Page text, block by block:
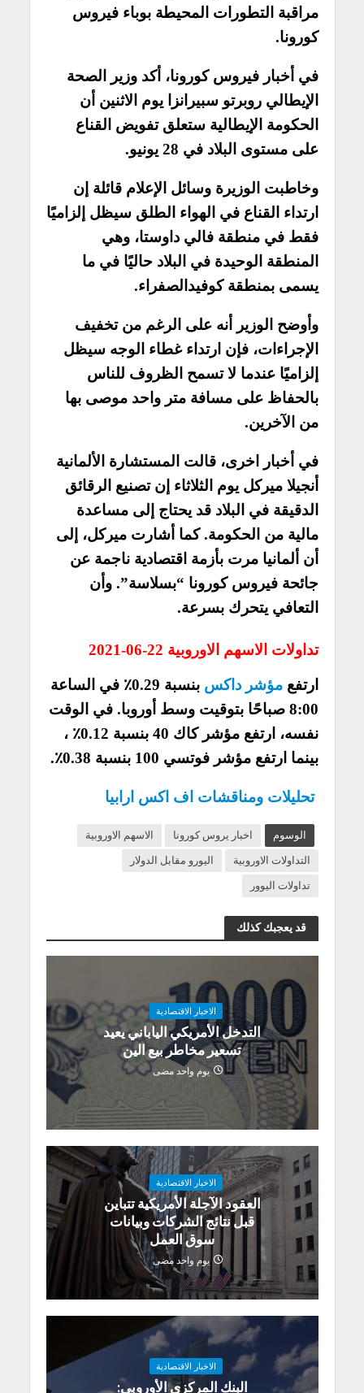
مراقبة التطورات المحيطة بوباء فيروس
كورونا.
في أخبار فيروس كورونا، أكد وزير الصحة
الإيطالي روبرتو سبيرانزا يوم الاثنين أن
الحكومة الإيطالية ستعلق تفويض القناع
على مستوى البلاد في 28 يونيو.
وخاطبت الوزيرة وسائل الإعلام قائلة إن
ارتداء القناع في الهواء الطلق سيظل إلزاميًا
فقط في منطقة فالي داوستا، وهي
المنطقة الوحيدة في البلاد حاليًا في ما
يسمى بمنطقة كوفيدالصفراء.
وأوضح الوزير أنه على الرغم من تخفيف
الإجراءات، فإن ارتداء غطاء الوجه سيظل
إلزاميًا عندما لا تسمح الظروف للناس
بالحفاظ على مسافة متر واحد موصى بها
من الآخرين.
في أخبار اخرى، قالت المستشارة الألمانية
أنجيلا ميركل يوم الثلاثاء إن تصنيع الرقائق
الدقيقة في البلاد قد يحتاج إلى مساعدة
مالية من الحكومة. كما أشارت ميركل، إلى
أن ألمانيا مرت بأزمة اقتصادية ناجمة عن
جائحة فيروس كورونا “بسلاسة”. وأن
التعافي يتحرك بسرعة.
تداولات الاسهم الاوروبية 22-06-2021
ارتفعمؤشر داكس
بنسبة 0.29٪ في الساعة
8:00 صباحًا بتوقيت وسط أوروبا. في الوقت
نفسه، ارتفع مؤشر كاك 40 بنسبة 0.12٪ ،
بينما ارتفع مؤشر فوتسي 100 بنسبة 0.38٪.
تحليلات ومناقشات اف اكس ارابيا
الوسوم اخبار يروس كورونا
الاسهم الاوروبية
التداولات الاوروبية
اليورو مقابل الدولار
تداولات اليوور
قد يعجبك كذلك
الاخبار الاقتصادية
التدخل الأمريكي الياباني يعيد
تسعير مخاطر بيع الين
يوم واحد مضى
الاخبار الاقتصادية
العقود الآجلة الأمريكية تتباين
قبل نتائج الشركات وبيانات
سوق العمل
يوم واحد مضى
الاخبار الاقتصادية
البنك المركزي الأوروبي: